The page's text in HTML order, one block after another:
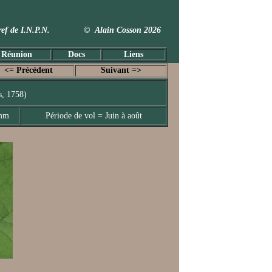
de I.N.P.N. © Alain Cosson 2026
Docs Liens
<= Précédent Suivant =>
1758)
Période de vol = Juin à août